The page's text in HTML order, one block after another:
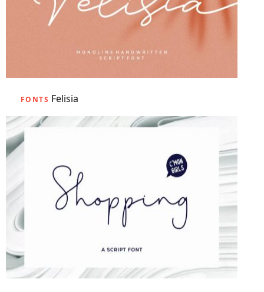
FONTS Felisia